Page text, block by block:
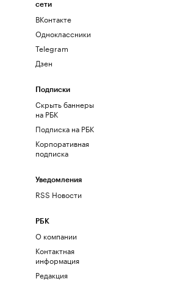
сети
ВКонтакте
Одноклассники
Telegram
Дзен
Подписки
Скрыть баннеры
на РБК
Подписка на РБК
Корпоративная
подписка
Уведомления
RSS Новости
РБК
О компании
Контактная
информация
Редакция